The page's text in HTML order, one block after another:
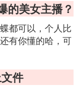
的美女主播？
都可以，个人比
有你懂的哈，可
件